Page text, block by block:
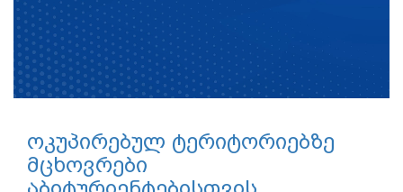
ოკუპირებულ ტერიტორიებზე
მცხოვრები